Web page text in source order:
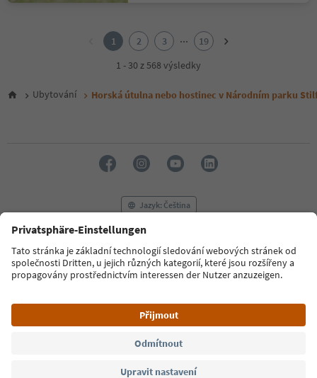
6
16
17
18
19
1 2 3 ...
19
1 - 30 z 568 výsledky
Ubytování Horská útulna nebo hostinec v Národním parku
Jazyk: Čeština
FAQ Kontaktujte nás Tisk
MICE
Zásady ochrany osobních údajů
Podmínky a ujednání
Tiráž
Prohlášení o přístupnosti